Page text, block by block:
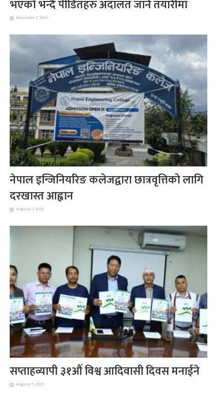
भएको भन्दै पीडितहरु अदालत जाने तयारीमा
December 7, 2025
नेपाल इन्जिनियरिङ कलेजद्वारा छात्रवृत्तिको लागि
दरखास्त आह्वान
August 7, 2025
सप्ताहव्यापी ३१औं विश्व आदिवासी दिवस मनाईने
August 5, 2025